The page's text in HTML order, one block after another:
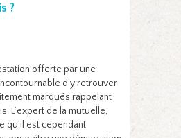
?
offerte par une
d’y retrouver
marqués rappelant
L’expert de la mutuelle,
qu’il est cependant